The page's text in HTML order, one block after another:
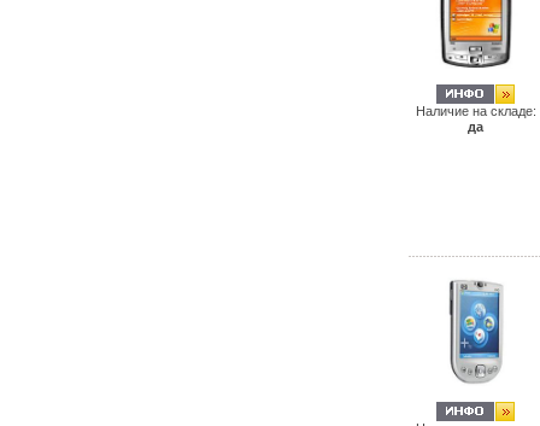
Наличие на складе:
да